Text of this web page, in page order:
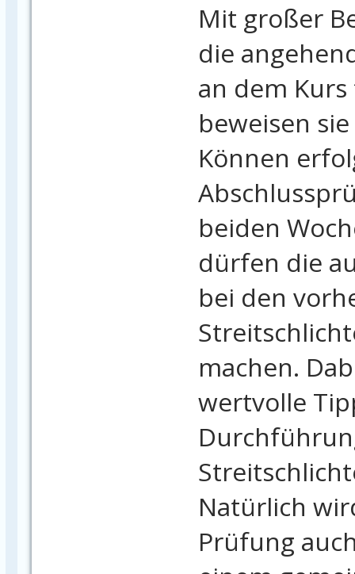
Mit großer
die
an dem
beweisen
Können
beiden
dürfen die
bei den
machen.
wertvolle
Natürlich
Prüfung